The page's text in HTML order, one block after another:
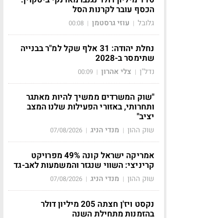
הכסף עובר לקרנות הסל
גלובל | עוזי גרסטמן |
00:08
נחלת יהודה: 31 אלף שקל למ"ר בבנייה
שתימסר ב-2028
נדל"ן | צלי אהרון |
00:09
"שוק המשרדים ממשיך להיות מאתגר
ותחרותי, באזורי הפעילות שלנו המצב
יציב"
שוק ההון | מנדי הניג |
07/08/2026
אמריקה ישראל קונה 49% מפרויקט
קריניצי: השווי שנגזר והמשמעות לאב-גד
שוק ההון | מנדי הניג |
07/08/2026
נקסט ויז'ן חצתה 205 מיליון דולר
בהזמנות מתחילת השנה